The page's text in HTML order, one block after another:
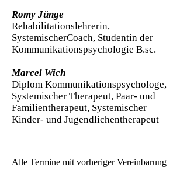
Romy Jünge
Rehabilitationslehrerin,
SystemischerCoach, Studentin der
Kommunikationspsychologie B.sc.
Marcel Wich
Diplom Kommunikationspsychologe,
Systemischer Therapeut, Paar- und
Familientherapeut, Systemischer
Kinder- und Jugendlichentherapeut
Alle Termine mit vorheriger Vereinbarung